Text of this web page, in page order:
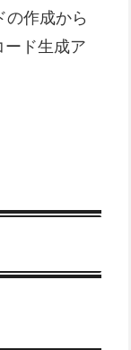
の作成から
ド生成ア